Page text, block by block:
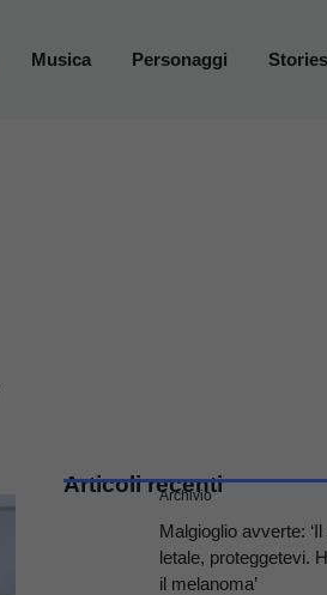
Musica Personaggi Stories
Articoli recenti
Archivio
Malgioglio avverte:
letale, proteggetevi.
il melanoma’